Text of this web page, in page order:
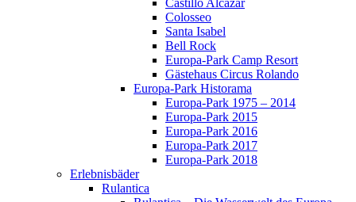
Castillo Alcazar
Colosseo
Santa Isabel
Bell Rock
Europa-Park Camp Resort
Gästehaus Circus Rolando
Europa-Park Historama
Europa-Park 1975 – 2014
Europa-Park 2015
Europa-Park 2016
Europa-Park 2017
Europa-Park 2018
Erlebnisbäder
Rulantica